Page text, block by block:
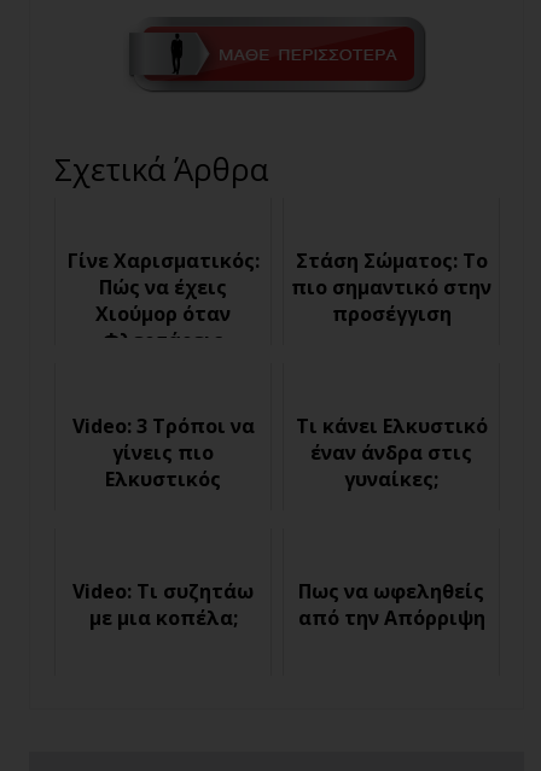
Σχετικά Άρθρα
Γίνε Χαρισματικός:
Πώς να έχεις
Χιούμορ όταν
Φλερτάρεις
Στάση Σώματος: Το
πιο σημαντικό στην
προσέγγιση
Video: 3 Τρόποι να
γίνεις πιο
Ελκυστικός
Τι κάνει Ελκυστικό
έναν άνδρα στις
γυναίκες;
Video: Τι συζητάω
με μια κοπέλα;
Πως να ωφεληθείς
από την Απόρριψη